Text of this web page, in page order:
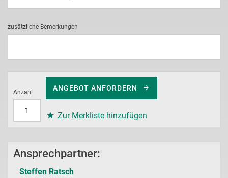
zusätzliche Bemerkungen
Anzahl
ANGEBOT ANFORDERN
Zur Merkliste hinzufügen
Ansprechpartner:
Steffen Ratsch